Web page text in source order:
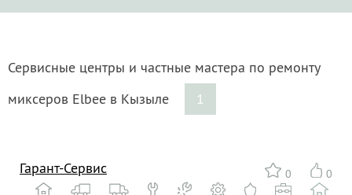
Сервисные центры и частные мастера по ремонту
миксеров Elbee в Кызыле
1
0 0
Гарант-Сервис